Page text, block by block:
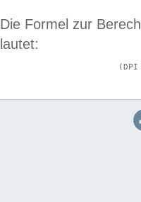
Die Formel zur
lautet: